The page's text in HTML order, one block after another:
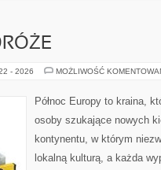
- 2026 MOŻLIWOŚĆ
Północ Europy to kraina,
osoby szukające nowych
kontynentu, w którym
lokalną kulturą, a każda